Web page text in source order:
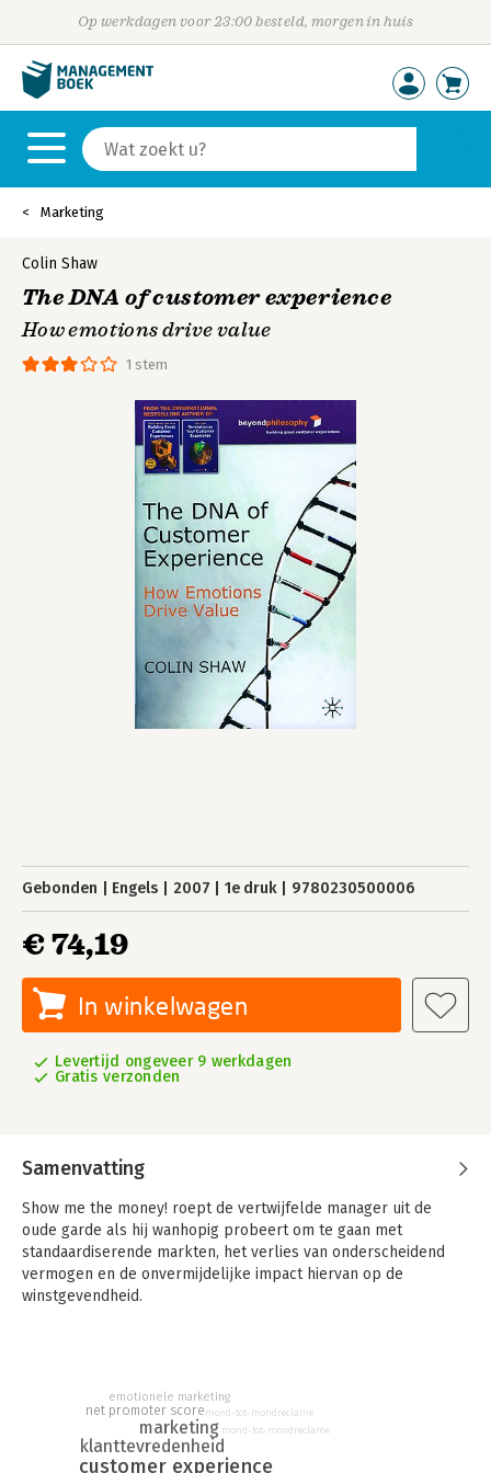
Op werkdagen voor 23:00 besteld, morgen in huis
Marketing
1 stem
Colin Shaw
The DNA of customer experience
How emotions drive value
Gebonden Engels 2007 1e druk 9780230500006
€ 74,19
In winkelwagen
Levertijd ongeveer 9 werkdagen
Gratis verzonden
Samenvatting
Show me the money! roept de vertwijfelde manager uit de
oude garde als hij wanhopig probeert om te gaan met
standaardiserende markten, het verlies van onderscheidend
vermogen en de onvermijdelijke impact hiervan op de
winstgevendheid.
geef de klant uitdagende belevenissen en de rest volgt
Deze manager begrijpt dat de klantbeleving het volgende
slagveld is in het gevecht om het voortbestaan en dat de
customer experience
klanttevredenheid
marketing
net promoter score
emotionele marketing
mond-tot-mondreclame
mond-tot-mondreclame